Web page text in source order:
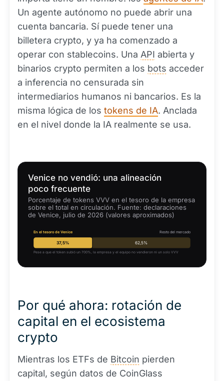
Un agente autónomo no puede abrir una
cuenta bancaria. Sí puede tener una
billetera crypto, y ya ha comenzado a
operar con stablecoins. Una API abierta y
binarios crypto permiten a los bots acceder
a inferencia no censurada sin
intermediarios humanos ni bancarios. Es la
misma lógica de los tokens de IA. Anclada
en el nivel donde la IA realmente se usa.
Venice no vendió: una alineación
poco frecuente
Porcentaje de tokens VVV en el tesoro de la empresa
sobre el total en circulación. Fuente: declaraciones
de Venice, julio de 2026 (valores aproximados)
En el tesoro de Venice Resto del mercado
37,5% 62,5%
Pese a que el token subió un 700%, la empresa y el equipo no vendieron ni un solo VVV
Por qué ahora: rotación de
capital en el ecosistema
crypto
Mientras los ETFs de Bitcoin pierden
capital, según datos de CoinGlass